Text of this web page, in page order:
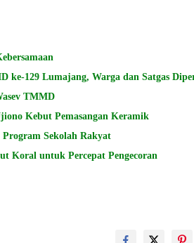
ke-129 Lumajang, Warga dan Satgas
TMMD
Kebut Pemasangan Keramik
Sekolah Rakyat
Koral untuk Percepat Pengecoran